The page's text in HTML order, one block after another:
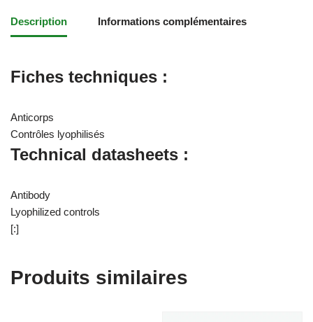
Description Informations complémentaires
Fiches techniques :
Anticorps
Contrôles lyophilisés
Technical datasheets :
Antibody
Lyophilized controls
[:]
Produits similaires